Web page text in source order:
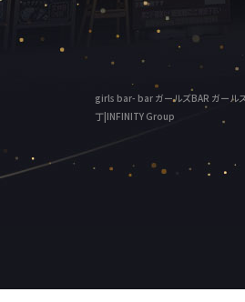
girls bar- bar ガールズBAR ガール
丁|INFINITY Group